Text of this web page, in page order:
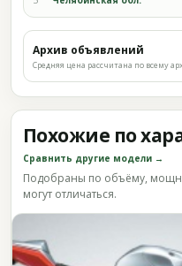
Архив объявлений
Средняя цена рассчитана по всему
Похожие по
Сравнить другие модели →
Подобраны по объёму,
могут отличаться.